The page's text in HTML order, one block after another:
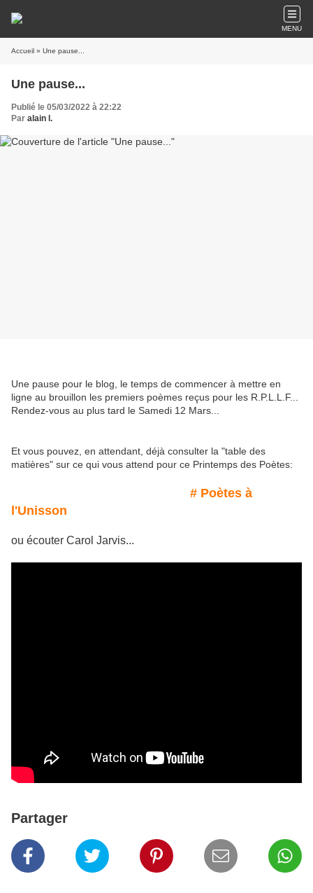
MENU
Accueil » Une pause...
Une pause...
Publié le 05/03/2022 à 22:22
Par alain l.
Une pause pour le blog, le temps de commencer à mettre en
ligne au brouillon les premiers poèmes reçus pour les R.P.L.L.F...
Rendez-vous au plus tard le Samedi 12 Mars...
Et vous pouvez, en attendant, déjà consulter la "table des
matières" sur ce qui vous attend pour ce Printemps des Poètes:
# Poètes à
l'Unisson
ou écouter Carol Jarvis...
Partager